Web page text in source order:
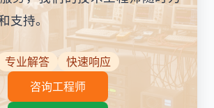
支持。
专业解答
快速响应
咨询工程师